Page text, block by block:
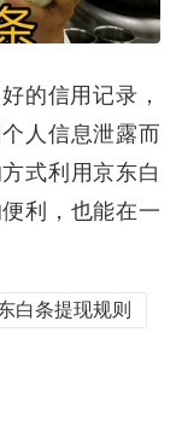
的信用记录，
人信息泄露而
式利用京东白
利，也能在一
白条提现规则